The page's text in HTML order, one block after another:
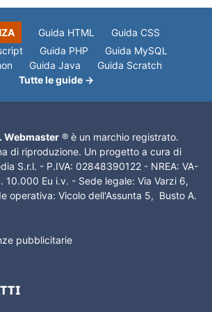
Guida HTML
Guida CSS
Guida PHP
Guida MySQL
Guida Java
Guida Scratch
Tutte le guide →
Webmaster ® è un marchio registrato.
di riproduzione. Un progetto a cura di
S.r.l. - P.IVA: 02848390122 - NREA: VA-
10.000 Eu i.v. - Sede legale: Via Varzi 6,
operativa: Vicolo dell'Assunta 5, Busto A.
pubblicitarie